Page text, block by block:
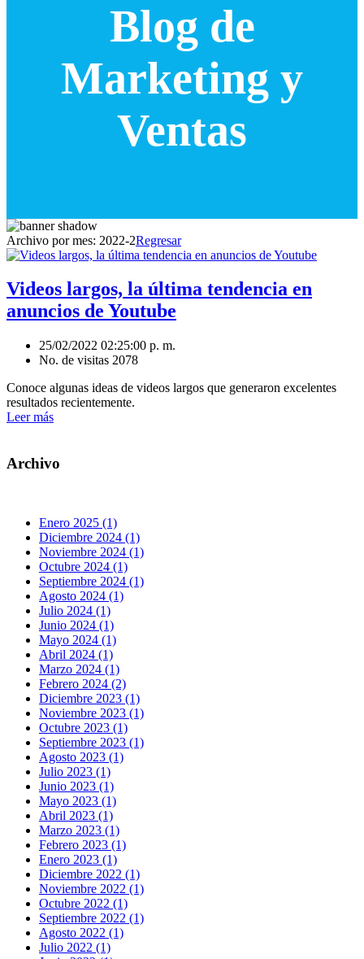
Blog de
Marketing y
Ventas
Archivo por mes: 2022-2Regresar
Videos largos, la última tendencia en
anuncios de Youtube
25/02/2022 02:25:00 p. m.
No. de visitas 2078
Conoce algunas ideas de videos largos que generaron excelentes
resultados recientemente.
Leer más
Archivo
Enero 2025 (1)
Diciembre 2024 (1)
Noviembre 2024 (1)
Octubre 2024 (1)
Septiembre 2024 (1)
Agosto 2024 (1)
Julio 2024 (1)
Junio 2024 (1)
Mayo 2024 (1)
Abril 2024 (1)
Marzo 2024 (1)
Febrero 2024 (2)
Diciembre 2023 (1)
Noviembre 2023 (1)
Octubre 2023 (1)
Septiembre 2023 (1)
Agosto 2023 (1)
Julio 2023 (1)
Junio 2023 (1)
Mayo 2023 (1)
Abril 2023 (1)
Marzo 2023 (1)
Febrero 2023 (1)
Enero 2023 (1)
Diciembre 2022 (1)
Noviembre 2022 (1)
Octubre 2022 (1)
Septiembre 2022 (1)
Agosto 2022 (1)
Julio 2022 (1)